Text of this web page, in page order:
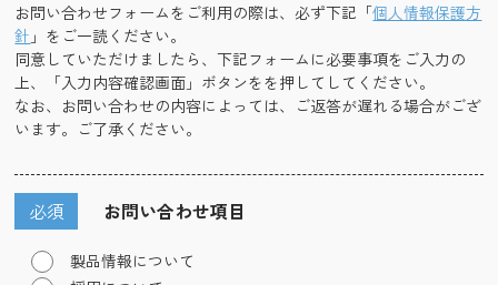
お問い合わせフォームをご利用の際は、必ず下記「個人情報保護方
針 」をご一読ください。
同意していただけましたら、下記フォームに必要事項をご入力の
上、「入力内容確認画面」ボタンをを押してしてください。
なお、お問い合わせの内容によっては、ご返答が遅れる場合がござ
います。ご了承ください。
お問い合わせ項目
必須
製品情報について